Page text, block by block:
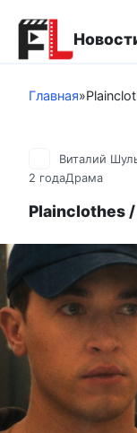
контенту
Главная»
Виталий
2 годаДрама
Plainclothes